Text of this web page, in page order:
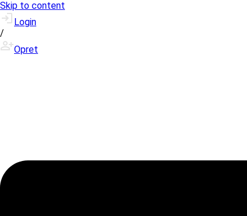
Skip to content
Login
/
Opret